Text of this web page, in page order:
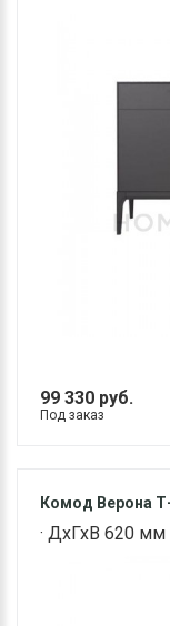
99 330 руб.
Под заказ
Комод Верона
· ДхГхВ 620